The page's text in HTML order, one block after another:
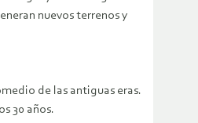
nuevos terrenos y
de las antiguas eras.
30 años.